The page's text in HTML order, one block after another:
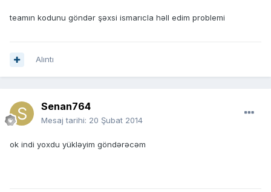
teamın kodunu göndər şəxsi ismarıcla həll edim problemi
Alıntı
Senan764
Mesaj tarihi: 20 Şubat 2014
ok indi yoxdu yükləyim göndərəcəm